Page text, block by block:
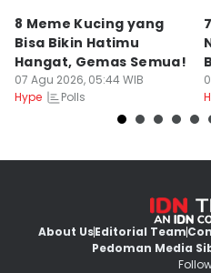
8 Meme Kucing yang
Bisa Bikin Hatimu
Hangat, Gemas Semua!
07 Agu 2026, 05:44 WIB
Hype
Polls
About UsEditorial Team
Pedoman Media